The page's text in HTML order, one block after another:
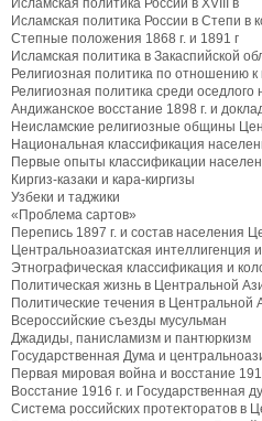
Исламская политика России в Степи в
Степные положения 1868 г. и 1891 г
Исламская политика в Закаспийской
Религиозная политика по отношению к
Религиозная политика среди оседлого
Андижанское восстание 1898 г. и
Неисламские религиозные общины
Национальная классификация
Первые опыты классификации
Киргиз-казаки и кара-киргизы
Узбеки и таджики
«Проблема сартов»
Перепись 1897 г. и состав населения
Центральноазиатская интеллигенция
Этнографическая классификация и
Политическая жизнь в Центральной
Политические течения в Центральной
Всероссийские съезды мусульман
Джадиды, панисламизм и пантюркизм
Государственная Дума и
Первая мировая война и восстание
Восстание 1916 г. и Государственная
Система российских протекторатов в